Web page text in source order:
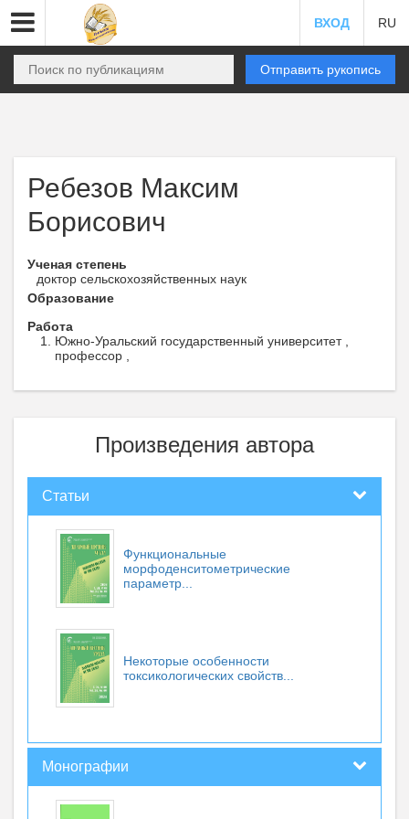
ВХОД RU
Отправить рукопись
Ребезов Максим
Борисович
Ученая степень
доктор сельскохозяйственных наук
Образование
Работа
Южно-Уральский государственный университет ,
профессор ,
Произведения автора
Статьи
Функциональные
морфоденситометрические
параметр...
Некоторые особенности
токсикологических свойств...
Монографии